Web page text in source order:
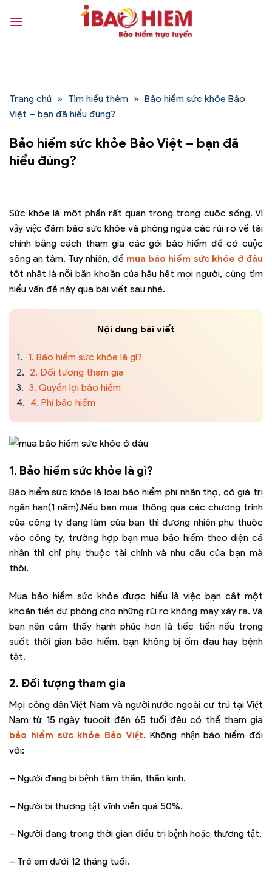
qua
Trang chủ » Tìm hiểu thêm » Bảo hiểm sức khỏe Bảo
Việt – bạn đã hiểu đúng?
Bảo hiểm sức khỏe Bảo Việt – bạn đã
hiểu đúng?
Sức khỏe là một phần rất quan trọng trong cuộc sống. Vì
vậy việc đảm bảo sức khỏe và phòng ngừa các rủi ro về tài
chính bằng cách tham gia các gói bảo hiểm để có cuộc
sống an tâm. Tuy nhiên, để mua bảo hiểm sức khỏe ở đâu
tốt nhất là nỗi băn khoăn của hầu hết mọi người, cùng tìm
hiểu vấn đề này qua bài viết sau nhé.
Nội dung bài viết
1. 1. Bảo hiểm sức khỏe là gì?
2. 2. Đối tượng tham gia
3. 3. Quyền lợi bảo hiểm
4. 4. Phí bảo hiểm
1. Bảo hiểm sức khỏe là gì?
Bảo hiểm sức khỏe là loại bảo hiểm phi nhân thọ, có giá trị
ngắn hạn(1 năm).Nếu bạn mua thông qua các chương trình
của công ty đang làm của bạn thì đương nhiên phụ thuộc
vào công ty, trường hợp bạn mua bảo hiểm theo diện cá
nhân thì chỉ phụ thuộc tài chính và nhu cầu của bạn mà
thôi.
Mua bảo hiểm sức khỏe được hiểu là việc bạn cất một
khoản tiền dự phòng cho những rủi ro không may xảy ra. Và
bạn nên cảm thấy hạnh phúc hơn là tiếc tiền nếu trong
suốt thời gian bảo hiểm, bạn không bị ốm đau hay bệnh
tật.
2. Đối tượng tham gia
Mọi công dân Việt Nam và người nước ngoài cư trú tại Việt
Nam từ 15 ngày tuooit đến 65 tuổi đều có thể tham gia
bảo hiểm sức khỏe Bảo Việt. Không nhận bảo hiểm đối
với:
– Người đang bị bệnh tâm thần, thần kinh.
– Người bị thương tật vĩnh viễn quá 50%.
– Người đang trong thời gian điều trị bệnh hoặc thương tật.
– Trẻ em dưới 12 tháng tuổi.